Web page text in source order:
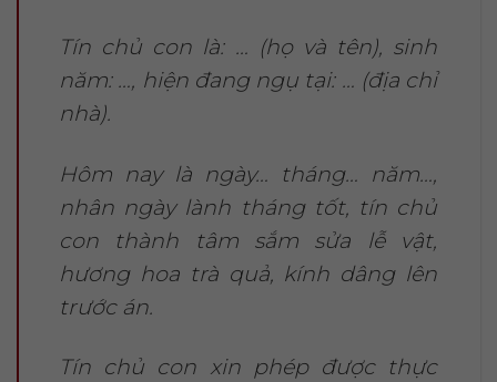
Tín chủ con là: … (họ và tên), sinh
năm: …, hiện đang ngụ tại: … (địa chỉ
nhà).
Hôm nay là ngày… tháng… năm…,
nhân ngày lành tháng tốt, tín chủ
con thành tâm sắm sửa lễ vật,
hương hoa trà quả, kính dâng lên
trước án.
Tín chủ con xin phép được thực